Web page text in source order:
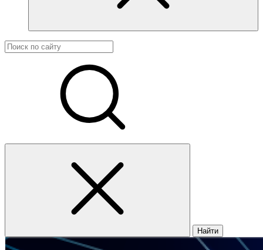
Найти